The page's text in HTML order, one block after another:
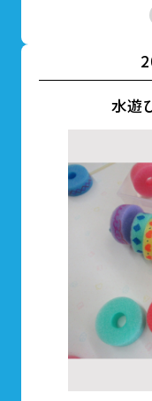
水遊